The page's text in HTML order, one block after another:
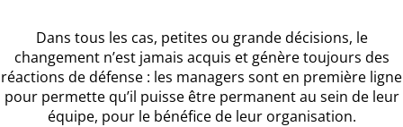
Dans tous les cas, petites ou grande décisions, le
changement n’est jamais acquis et génère toujours des
réactions de défense : les managers sont en première ligne
pour permette qu’il puisse être permanent au sein de leur
équipe, pour le bénéfice de leur organisation.